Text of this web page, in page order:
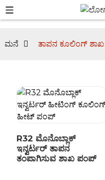
ಮನೆ ತಾಪನ ಕೂಲಿಂಗ್
R32 ಮೊನೊಬ್ಲಾಕ್
ಇನ್ವರ್ಟರ್ ತಾಪನ
ತಂಪಾಗಿಸುವ ಶಾಖ ಪಂಪ್